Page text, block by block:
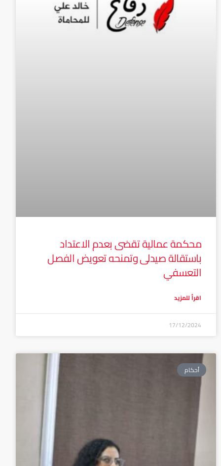
محكمة عمالية تقضى بعدم الاعتداد
باستقالة صيدلى وتمنحه تعويض الفصل
التعسفي
اقرأ للمزيد
17/12/2024
أحكام